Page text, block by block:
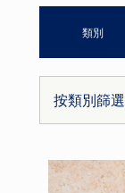
類別